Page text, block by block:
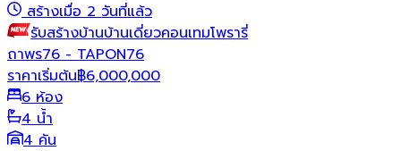
สร้างเมื่อ 2 วันที่แล้ว
รับสร้างบ้านบ้านเดี่ยวคอนเทมโพรารี่
ถาพร76 - TAPON76
ราคาเริ่มต้น฿6,000,000
6 ห้อง
4 น้ำ
4 คัน